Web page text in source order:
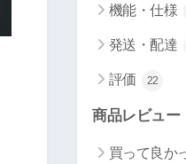
機能・仕様
発送・配達
評価 22
商品レビュー
買って良か